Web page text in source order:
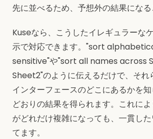
先に並べるため、予想外の結果になる
Kuseなら、こうしたイレギュラーな
示で対応できます。"sort
sensitive"や"sort all names across
Sheet2"のように伝えるだけで、それ
インターフェースのどこにあるかを
どおりの結果を得られます。これに
がどれだけ複雑になっても、一貫し
てます。